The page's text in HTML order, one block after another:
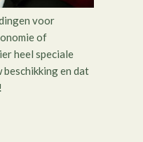
voor
of
heel speciale
en dat